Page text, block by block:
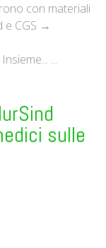
con materiali
e CGS →
...
sulle